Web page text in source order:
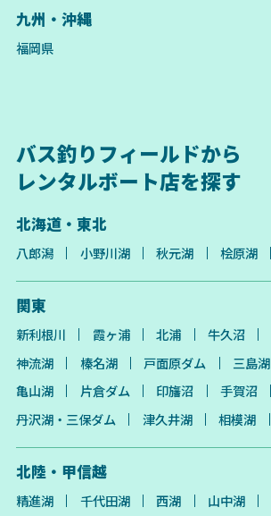
九州・沖縄
福岡県
バス釣りフィールドから
レンタルボート店を探す
北海道・東北
八郎潟 小野川湖 秋元湖 桧原湖
関東
新利根川 霞ヶ浦 北浦 牛久沼
神流湖
榛名湖 戸面原ダム 三島湖
亀山湖
片倉ダム 印旛沼
手賀沼
丹沢湖・三保ダム
津久井湖 相模湖
北陸・甲信越
精進湖 千代田湖 西湖 山中湖